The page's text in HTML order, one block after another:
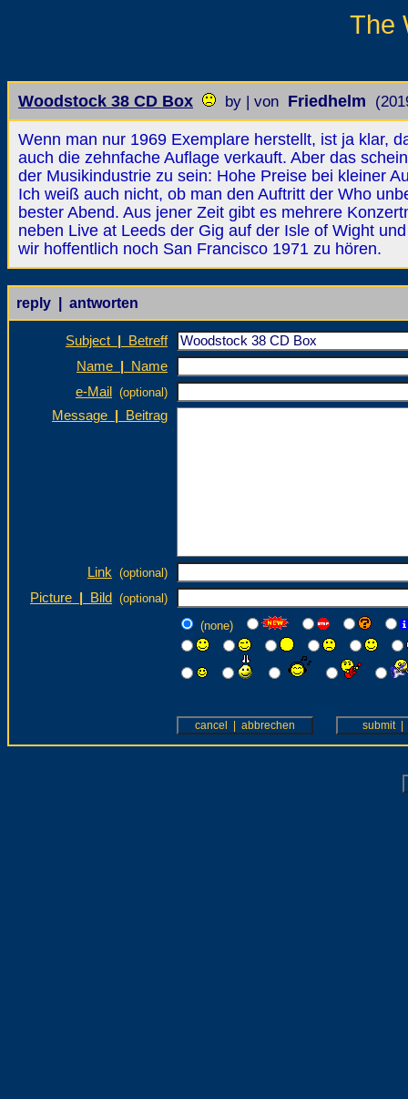
The
Woodstock 38 CD Box by | von Friedhelm
Wenn man nur 1969 Exemplare herstellt, ist ja klar,
auch die zehnfache Auflage verkauft. Aber das
der Musikindustrie zu sein: Hohe Preise bei kleiner
Ich weiß auch nicht, ob man den Auftritt der Who
bester Abend. Aus jener Zeit gibt es mehrere
neben Live at Leeds der Gig auf der Isle of Wight
wir hoffentlich noch San Francisco 1971 zu hören.
reply | antworten
Subject
Betreff
Name
Name
e-Mail
(optional)
Message Beitrag
Link (optional)
Picture Bild
(optional)
(none)